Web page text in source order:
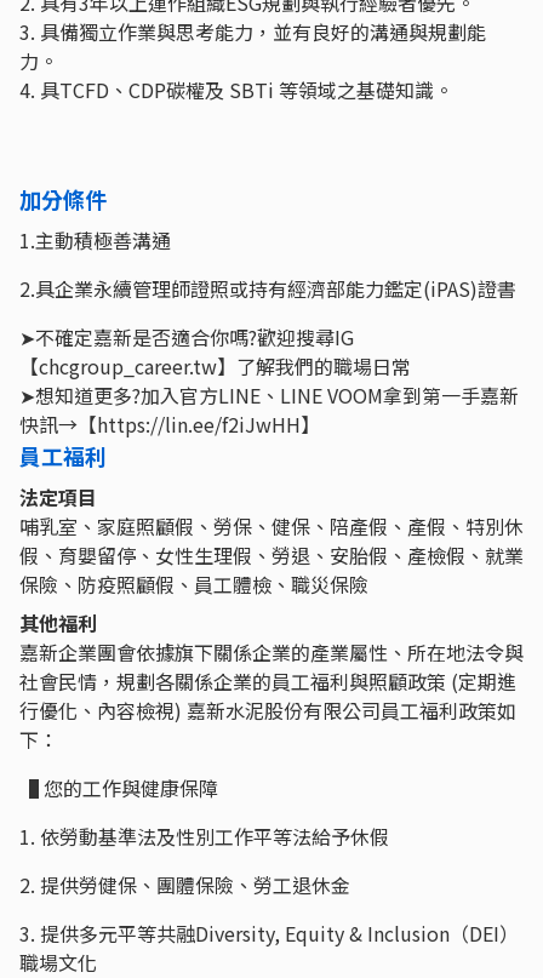
3. 具備獨立作業與思考能力，並有良好的溝通與規劃能
力。
4. 具TCFD、CDP碳權及 SBTi 等領域之基礎知識。
加分條件
1.主動積極善溝通
2.具企業永續管理師證照或持有經濟部能力鑑定(iPAS)證書
➤不確定嘉新是否適合你嗎?歡迎搜尋IG
【chcgroup_career.tw】了解我們的職場日常
➤想知道更多?加入官方LINE、LINE VOOM拿到第一手嘉新
快訊→【https://lin.ee/f2iJwHH】
員工福利
法定項目
哺乳室、家庭照顧假、勞保、健保、陪產假、產假、特別休
假、育嬰留停、女性生理假、勞退、安胎假、產檢假、就業
保險、防疫照顧假、員工體檢、職災保險
其他福利
嘉新企業團會依據旗下關係企業的產業屬性、所在地法令與
社會民情，規劃各關係企業的員工福利與照顧政策 (定期進
行優化、內容檢視) 嘉新水泥股份有限公司員工福利政策如
下：
▐ 您的工作與健康保障
1. 依勞動基準法及性別工作平等法給予休假
2. 提供勞健保、團體保險、勞工退休金
3. 提供多元平等共融Diversity, Equity & Inclusion（DEI）
職場文化